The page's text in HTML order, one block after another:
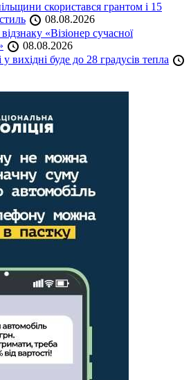
скористався грантом і 15
08.08.2026
«Візіонер сучасної
08.08.2026
вихідні буде до 28 градусів тепла